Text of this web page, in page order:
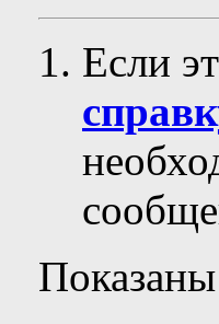
Если